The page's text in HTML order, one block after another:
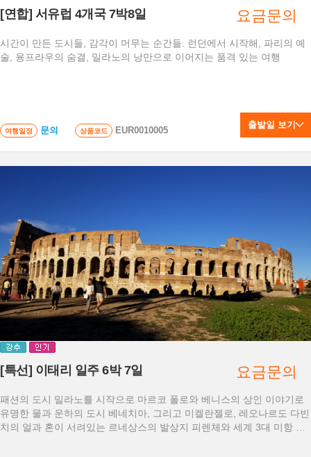
[연합] 서유럽 4개국 7박8일
시간이 만든 도시들, 감각이 머무는 순간들. 런던에서 시작해, 파리의 예
술, 융프라우의 숨결, 밀라노의 낭만으로 이어지는 품격 있는 여행
여행일정 문의 상품코드 EUR0010005
요금문의
출발일 보기
[특선] 이태리 일주 6박 7일
패션의 도시 밀라노를 시작으로 마르코 폴로와 베니스의 상인 이야기로
유명한 물과 운하의 도시 베네치아, 그리고 미켈란젤로, 레오나르도 다빈
치의 얼과 혼이 서려있는 르네상스의 발상지 피렌체와 세계 3대 미항 중
요금문의